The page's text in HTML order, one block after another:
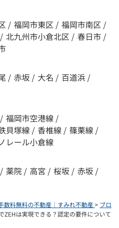
/ 福岡市東区 / 福岡市南区 /
/ 北九州市小倉北区 / 春日市 /
/ 赤坂 / 大名 / 百道浜 /
/ 福岡市空港線 /
貝塚線 / 香椎線 / 篠栗線 /
レール小倉線
/ 薬院 / 高宮 / 桜坂 / 赤坂 /
数料無料の不動産｜すみれ不動産> ブロ
ZEHは実現できる？認定の要件について